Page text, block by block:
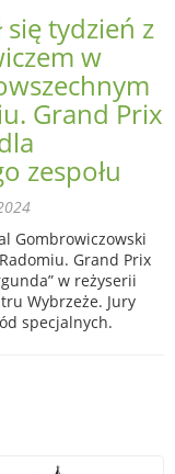
się tydzień z
w
Grand Prix
zespołu
Gombrowiczowski
Grand Prix
w reżyserii
Wybrzeże. Jury
specjalnych.